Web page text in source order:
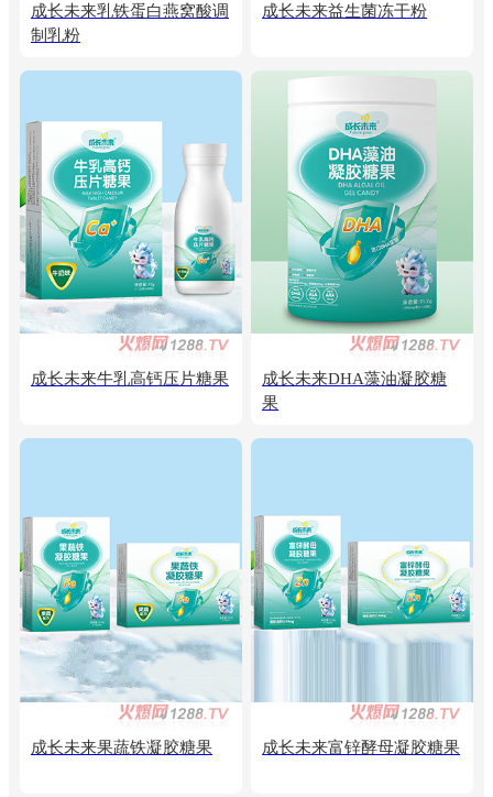
成长未来乳铁蛋白燕窝酸调
制乳粉
成长未来益生菌冻干粉
成长未来牛乳高钙压片糖果
成长未来DHA藻油凝胶糖
果
成长未来果蔬铁凝胶糖果 成长未来富锌酵母凝胶糖果